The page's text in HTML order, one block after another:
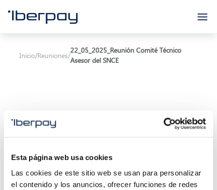
Esta página web usa cookies
Las cookies de este sitio web se usan para personalizar
el contenido y los anuncios, ofrecer funciones de redes
Iberpay
Inicio/Reuniones/
22_05_2025_Reunión Comité Técnico
Asesor del SNCE
Asesor del SNCE
Inicio de la reunión:22/05/2025 11:00